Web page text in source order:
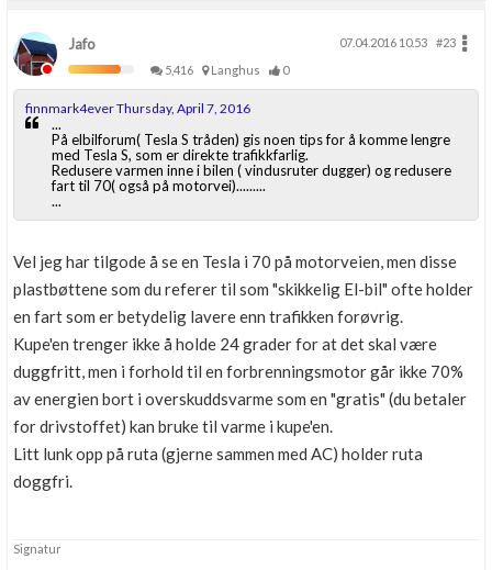
Jafo 07.04.2016 10.53
#23
5,416
Langhus 0
finnmark4ever Thursday, April 7, 2016
...
På elbilforum( Tesla S tråden) gis noen tips for å komme lengre
med Tesla S, som er direkte trafikkfarlig.
Redusere varmen inne i bilen ( vindusruter dugger) og redusere
fart til 70( også på motorvei).........
...
Vel jeg har tilgode å se en Tesla i 70 på motorveien, men disse
plastbøttene som du referer til som "skikkelig El-bil" ofte holder
en fart som er betydelig lavere enn trafikken forøvrig.
Kupe'en trenger ikke å holde 24 grader for at det skal være
duggfritt, men i forhold til en forbrenningsmotor går ikke 70%
av energien bort i overskuddsvarme som en "gratis" (du betaler
for drivstoffet) kan bruke til varme i kupe'en.
Litt lunk opp på ruta (gjerne sammen med AC) holder ruta
doggfri.
Signatur